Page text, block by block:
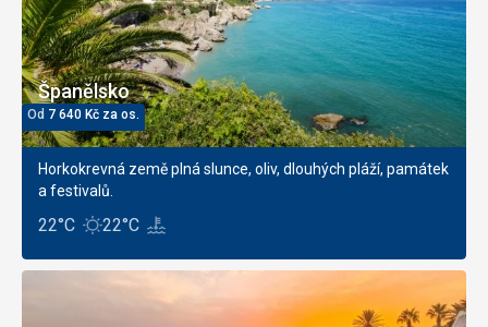
Španělsko
Od 7 640 Kč za os.
Horkokrevná země plná slunce, oliv, dlouhých pláží, památek
a festivalů.
22°C 22°C